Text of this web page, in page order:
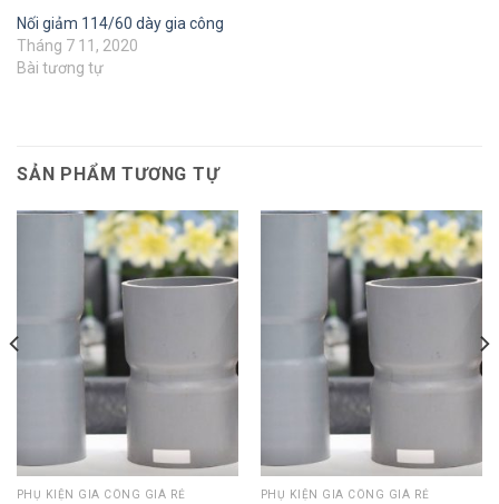
Nối giảm 114/60 dày gia công
Tháng 7 11, 2020
Bài tương tự
SẢN PHẨM TƯƠNG TỰ
PHỤ KIỆN GIA CÔNG GIÁ RẺ PHỤ KIỆN GIA CÔNG GIÁ RẺ